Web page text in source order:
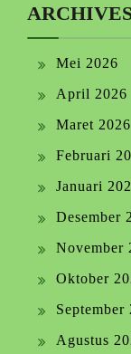
Mei 2026
April 2026
Maret 2026
Februari
Januari
Desember
November
Oktober
September
Agustus